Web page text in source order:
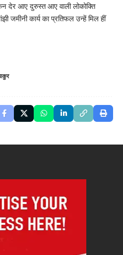
देर आए दुरुस्त आए वाली लोकोक्ति
जमीनी कार्य का प्रतिफल उन्हें मिल हीं